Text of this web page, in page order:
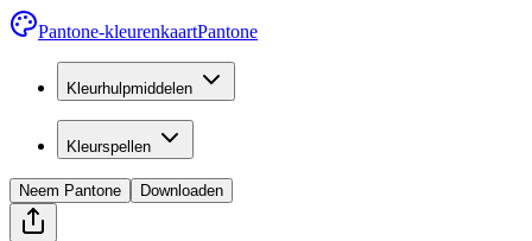
Pantone-kleurenkaartPantone
Kleurhulpmiddelen
Kleurspellen
Neem Pantone Downloaden